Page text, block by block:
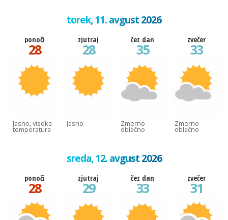
torek, 11. avgust 2026
ponoči
28
Jasno, visoka
temperatura
zjutraj
28
Jasno
čez dan
35
Zmerno
oblačno
zvečer
33
Zmerno
oblačno
sreda, 12. avgust 2026
ponoči
28
zjutraj
29
čez dan
33
zvečer
31